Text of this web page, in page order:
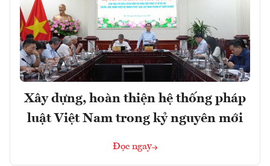
Xây dựng, hoàn thiện hệ thống pháp
luật Việt Nam trong kỷ nguyên mới
Đọc ngay